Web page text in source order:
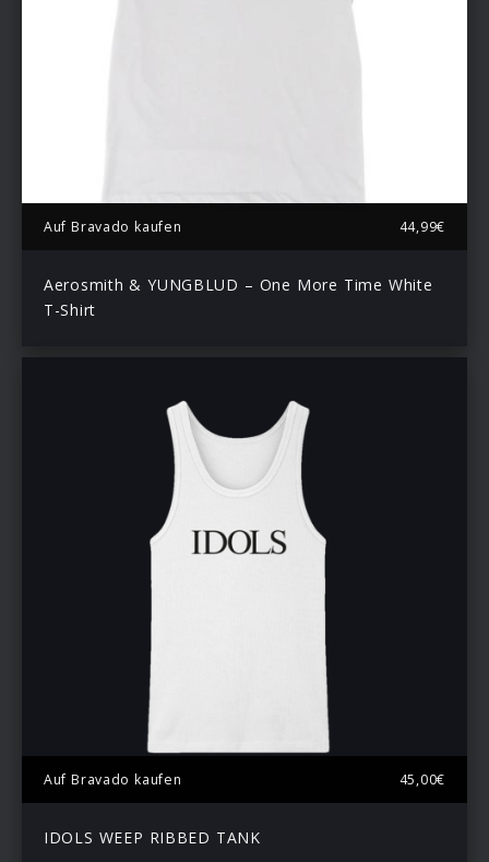
Auf Bravado kaufen 44,99€
Aerosmith & YUNGBLUD – One More Time White
T-Shirt
Auf Bravado kaufen 45,00€
IDOLS WEEP RIBBED TANK